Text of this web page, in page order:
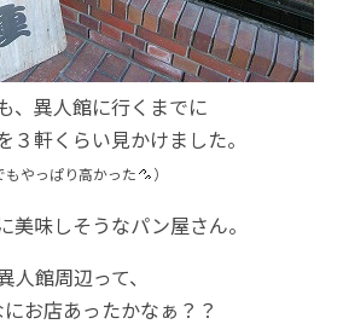
、異人館に行くまでに
３軒くらい見かけました。
もやっぱり高かった ）
美味しそうなパン屋さん。
人館周辺って、
お店あったかなぁ？？